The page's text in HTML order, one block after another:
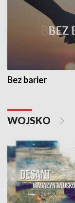
Bez barier
WOJSKO